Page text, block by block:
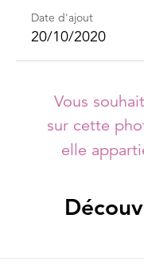
Date d'ajout
20/10/2020
Vous
sur cette
elle